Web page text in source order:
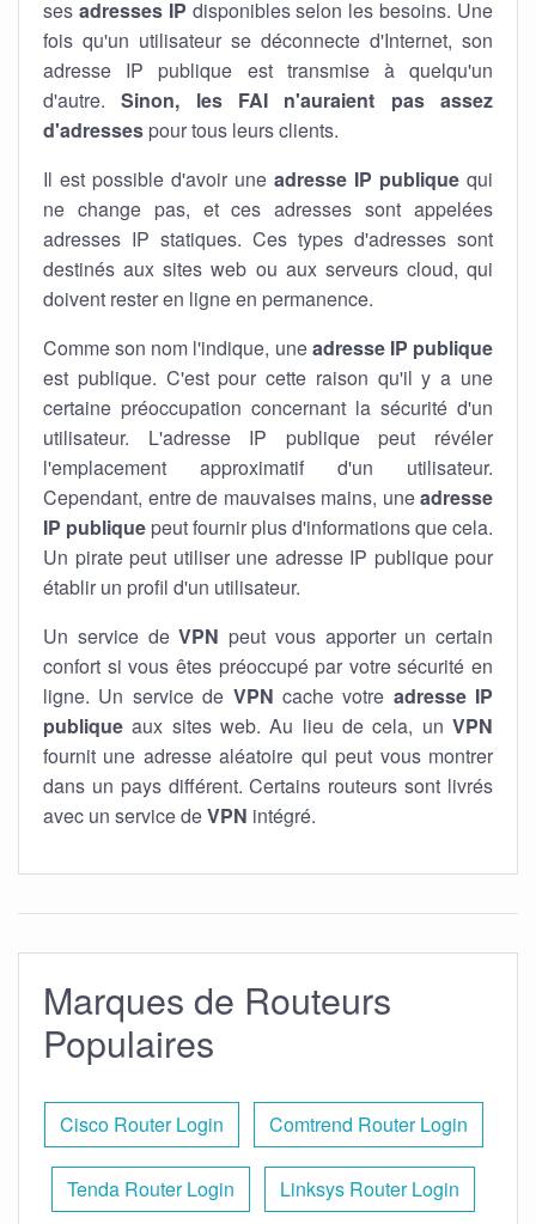
ses adresses IP disponibles selon les besoins. Une
fois qu'un utilisateur se déconnecte d'Internet, son
adresse IP publique est transmise à quelqu'un
d'autre.Sinon, les FAI n'auraient pas assez
d'adresses pour tous leurs clients.
Il est possible d'avoir une adresse IP publique qui
ne change pas, et ces adresses sont appelées
adresses IP statiques. Ces types d'adresses sont
destinés aux sites web ou aux serveurs cloud, qui
doivent rester en ligne en permanence.
Comme son nom l'indique, uneadresse IP publique
est publique. C'est pour cette raison qu'il y a une
certaine préoccupation concernant la sécurité d'un
utilisateur. L'adresse IP publique peut révéler
l'emplacement approximatif d'un utilisateur.
Cependant, entre de mauvaises mains, uneadresse
IP publique peut fournir plus d'informations que cela.
Un pirate peut utiliser une adresse IP publique pour
établir un profil d'un utilisateur.
Un service deVPN peut vous apporter un certain
confort si vous êtes préoccupé par votre sécurité en
ligne. Un service de VPN cache votre adresse IP
publique aux sites web. Au lieu de cela, un VPN
fournit une adresse aléatoire qui peut vous montrer
dans un pays différent. Certains routeurs sont livrés
avec un service deVPN intégré.
Marques de Routeurs
Populaires
Cisco Router Login Comtrend Router Login
Tenda Router Login Linksys Router Login